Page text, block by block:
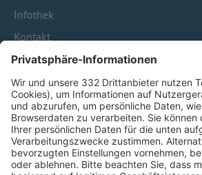
Infothek
Kontakt
HÄUFIG BESUCHTE SEITEN
Pässe und Vereinswechsel
Trainerausbildung
Schulungsangebot Vereinsmitarbeiter
BFV-Geschäftsstellen